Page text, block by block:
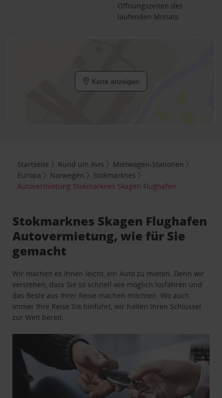
Öffnungszeiten des
laufenden Monats.
Karte anzeigen
Startseite Rund um Avis
Mietwagen-Stationen
Europa
Norwegen
Stokmarknes
Autovermietung Stokmarknes Skagen Flughafen
Stokmarknes Skagen Flughafen
Autovermietung, wie für Sie
gemacht
Wir machen es Ihnen leicht, ein Auto zu mieten. Denn wir
verstehen, dass Sie so schnell wie möglich losfahren und
das Beste aus Ihrer Reise machen möchten. Wo auch
immer Ihre Reise Sie hinführt, wir halten Ihren Schlüssel
zur Welt bereit.